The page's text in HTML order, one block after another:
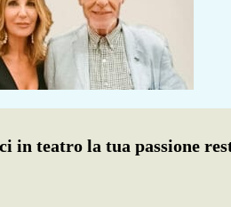
in teatro la tua passione